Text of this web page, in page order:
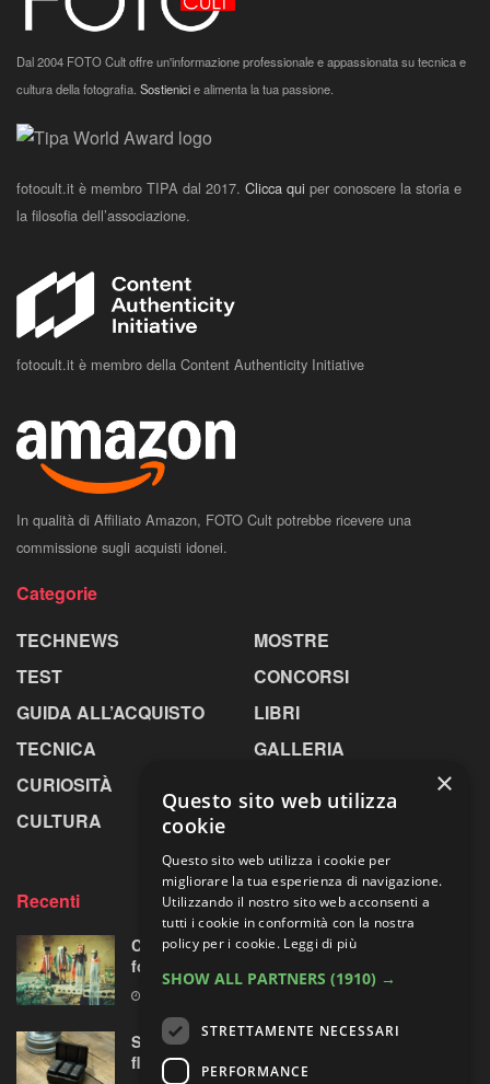
Dal 2004 FOTO Cult offre un'informazione professionale e appassionata su tecnica e
cultura della fotografia. Sostienicie alimenta la tua passione.
fotocult.it è membro TIPA dal 2017. Clicca qui per conoscere la storia e
la filosofia dell’associazione.
fotocult.it è membro della Content Authenticity Initiative
In qualità di Affiliato Amazon, FOTO Cult potrebbe ricevere una
commissione sugli acquisti idonei.
Categorie
TECHNEWS
TEST
GUIDA ALL’ACQUISTO
TECNICA
CURIOSITÀ
CULTURA
MOSTRE
CONCORSI
LIBRI
GALLERIA
Recenti
Centosessantasette candeline per la mostra
fotografica più longeva al mondo
Sony prepara la “rivoluzione” audio 32-bit
float per le sue mirrorless Alpha?
×
Questo sito web utilizza
cookie
Questo sito web utilizza i cookie per
migliorare la tua esperienza di navigazione.
Utilizzando il nostro sito web acconsenti a
tutti i cookie in conformità con la nostra
policy per i cookie. Leggi di più
SHOW ALL PARTNERS (1910) →
STRETTAMENTE NECESSARI
PERFORMANCE